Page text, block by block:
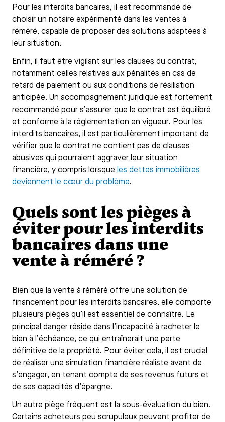
Pour les interdits bancaires, il est recommandé de
choisir un notaire expérimenté dans les ventes à
réméré, capable de proposer des solutions adaptées à
leur situation.
Enfin, il faut être vigilant sur les clauses du contrat,
notamment celles relatives aux pénalités en cas de
retard de paiement ou aux conditions de résiliation
anticipée. Un accompagnement juridique est fortement
recommandé pour s’assurer que le contrat est équilibré
et conforme à la réglementation en vigueur. Pour les
interdits bancaires, il est particulièrement important de
vérifier que le contrat ne contient pas de clauses
abusives qui pourraient aggraver leur situation
financière, y compris lorsque les dettes immobilières
deviennent le cœur du problème.
Quels sont les pièges à
éviter pour les interdits
bancaires dans une
vente à réméré ?
Bien que la vente à réméré offre une solution de
financement pour les interdits bancaires, elle comporte
plusieurs pièges qu’il est essentiel de connaître. Le
principal danger réside dans l’incapacité à racheter le
bien à l’échéance, ce qui entraînerait une perte
définitive de la propriété. Pour éviter cela, il est crucial
de réaliser une simulation financière réaliste avant de
s’engager, en tenant compte de ses revenus futurs et
de ses capacités d’épargne.
Un autre piège fréquent est la sous-évaluation du bien.
Certains acheteurs peu scrupuleux peuvent profiter de